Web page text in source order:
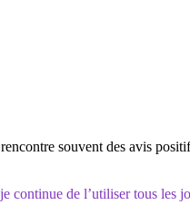
souvent des avis
continue de l’utiliser tous les